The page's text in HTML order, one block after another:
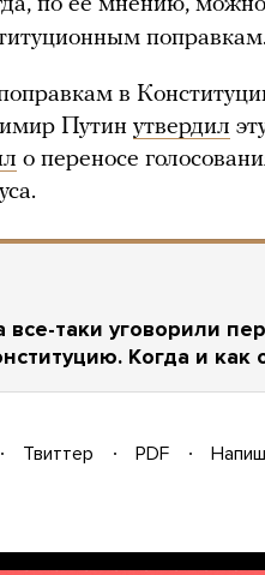
по ее мнению,
поправкам.
в
Путин утвердил
о переносе
таки уговорили
Когда и как
Твиттер PDF